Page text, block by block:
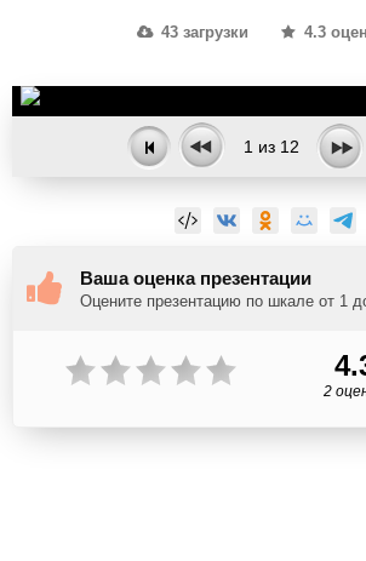
43 загрузки 4.3
1 из 12
Ваша оценка презентации
Оцените презентацию по шкале от 1
2